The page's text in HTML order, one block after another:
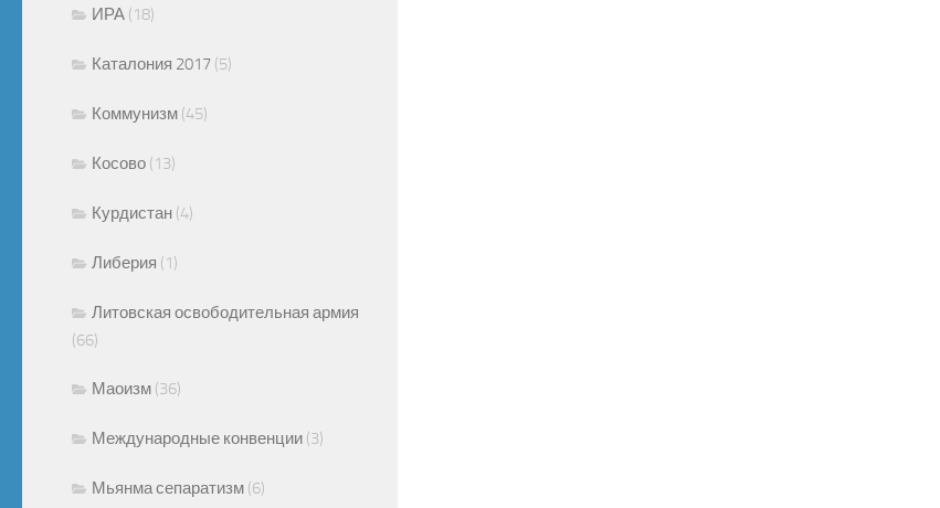
ИРА (18)
Каталония 2017 (5)
Коммунизм (45)
Косово (13)
Курдистан (4)
Либерия (1)
Литовская освободительная армия
(66)
Маоизм (36)
Международные конвенции (3)
Мьянма сепаратизм (6)